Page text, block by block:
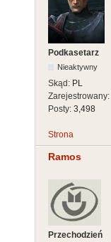
Podkasetarz
Nieaktywny
Skąd: PL
Zarejestrowany:
Posty: 3,498
Strona
Ramos
Przechodzień